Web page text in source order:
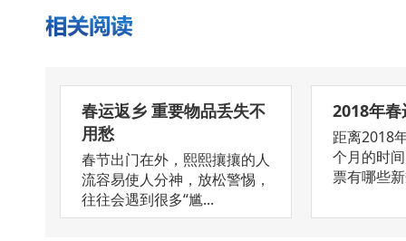
春运返乡 重要物品丢失不
用愁
春节出门在外，熙熙攘攘的人
流容易使人分神，放松警惕，
往往会遇到很多“尴...
2018年
距离2018
个月的时
票有哪些